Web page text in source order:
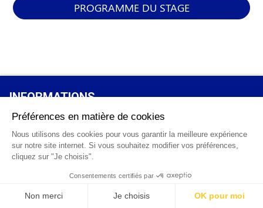
PROGRAMME DU STAGE
INFORMATIONS
GÉNÉRALES
Qui sommes-nous ?
FAQ
CGV
Mentions légales
0 820 25 02 38
info@points12.fr